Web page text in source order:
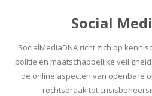
Social
SocialMediaDNA richt zich op
politie en maatschappelijke
de online aspecten van openbare
rechtspraak tot